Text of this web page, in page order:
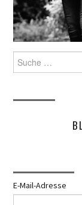
Suche
nach:
E-Mail-Adresse